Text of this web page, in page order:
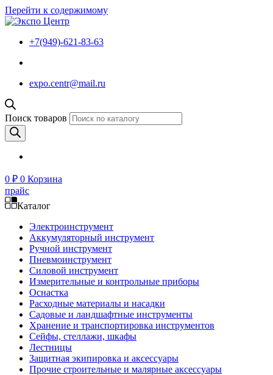
Перейти к содержимому
+7(949)-621-83-63
expo.centr@mail.ru
Поиск товаров
0 ₽ 0 Корзина
прайс
Каталог
Электроинструмент
Аккумуляторный инструмент
Ручной инструмент
Пневмоинструмент
Силовой инструмент
Измерительные и контрольные приборы
Оснастка
Расходные материалы и насадки
Садовые и ландшафтные инструменты
Хранение и транспортировка инструментов
Сейфы, стеллажи, шкафы
Лестницы
Защитная экипировка и аксессуары
Прочие строительные и малярные аксессуары